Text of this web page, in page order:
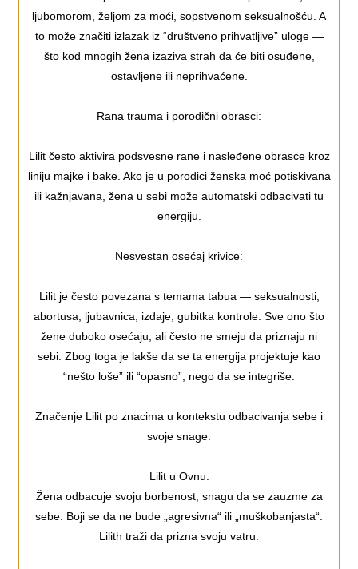
ljubomorom, željom za moći, sopstvenom seksualnošću. A
to može značiti izlazak iz “društveno prihvatljive” uloge —
što kod mnogih žena izaziva strah da će biti osuđene,
ostavljene ili neprihvaćene.
Rana trauma i porodični obrasci:
Lilit često aktivira podsvesne rane i nasleđene obrasce kroz
liniju majke i bake. Ako je u porodici ženska moć potiskivana
ili kažnjavana, žena u sebi može automatski odbacivati tu
energiju.
Nesvestan osećaj krivice:
Lilit je često povezana s temama tabua — seksualnosti,
abortusa, ljubavnica, izdaje, gubitka kontrole. Sve ono što
žene duboko osećaju, ali često ne smeju da priznaju ni
sebi. Zbog toga je lakše da se ta energija projektuje kao
“nešto loše” ili “opasno”, nego da se integriše.
Značenje Lilit po znacima u kontekstu odbacivanja sebe i
svoje snage:
Lilit u Ovnu:
Žena odbacuje svoju borbenost, snagu da se zauzme za
sebe. Boji se da ne bude „agresivna“ ili „muškobanjasta“.
Lilith traži da prizna svoju vatru.